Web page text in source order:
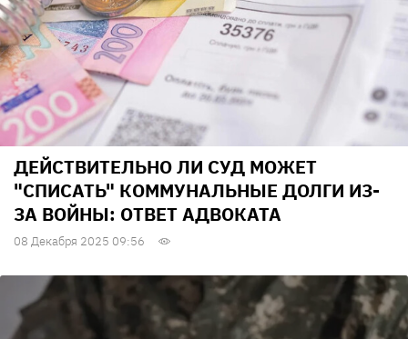
ДЕЙСТВИТЕЛЬНО ЛИ СУД МОЖЕТ
"СПИСАТЬ" КОММУНАЛЬНЫЕ ДОЛГИ ИЗ-
ЗА ВОЙНЫ: ОТВЕТ АДВОКАТА
08 Декабря 2025 09:56